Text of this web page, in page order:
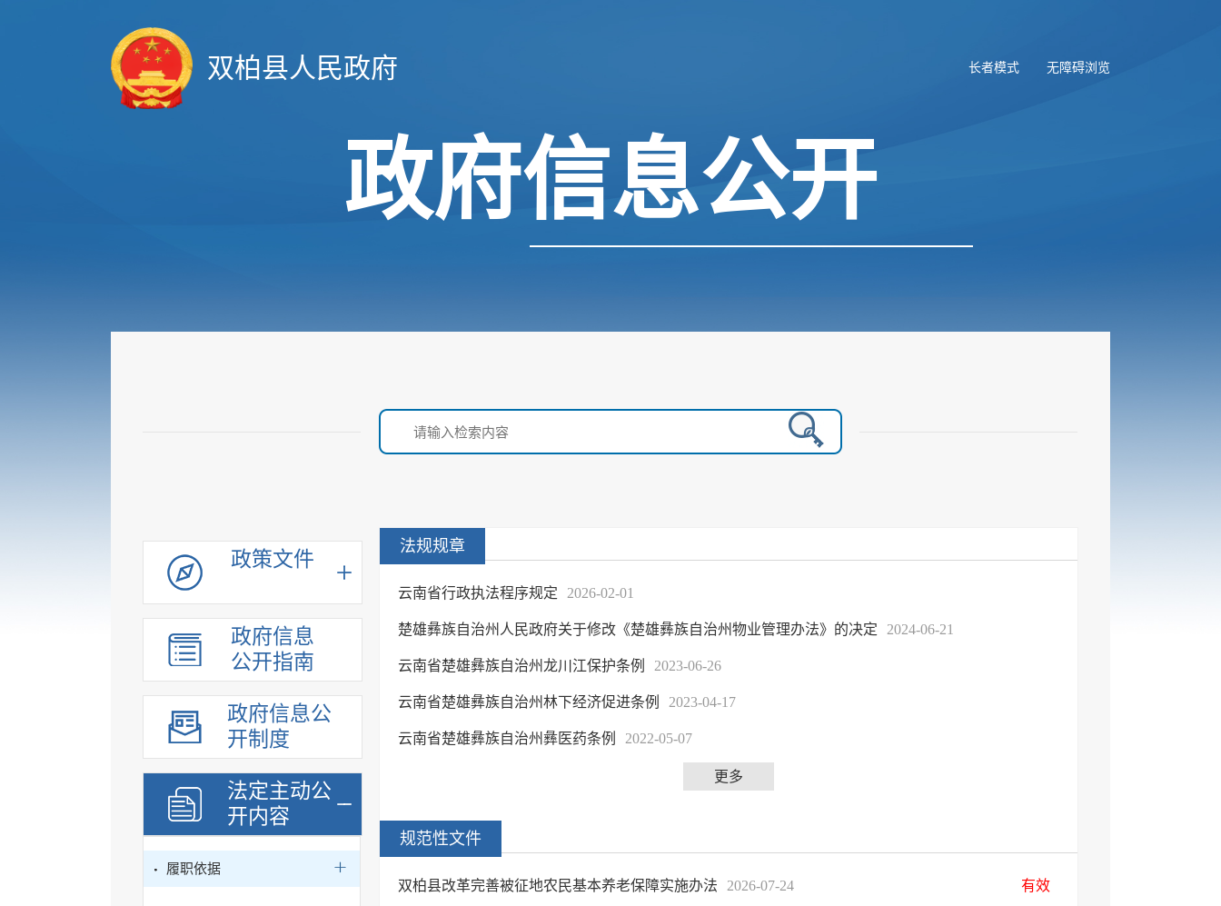
无障碍浏览
长者模式
双柏县人民政府
政府信息公开
政策文件
政府信息
公开指南
政府信息公
开制度
法定主动公
开内容
履职依据
法规规章
云南省行政执法程序规定 2026-02-01
楚雄彝族自治州人民政府关于修改《楚雄彝族自治州物业管理办法》的决定 2024-06-21
云南省楚雄彝族自治州龙川江保护条例 2023-06-26
云南省楚雄彝族自治州林下经济促进条例 2023-04-17
云南省楚雄彝族自治州彝医药条例 2022-05-07
更多
规范性文件
双柏县改革完善被征地农民基本养老保障实施办法 2026-07-24 有效